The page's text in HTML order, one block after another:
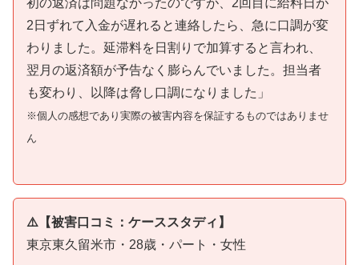
2日ずれて入金が遅れると連絡したら、急に口調が変
わりました。延滞料を日割りで加算すると言われ、
翌月の返済額が予告なく膨らんでいました。担当者
も変わり、以降は脅し口調になりました」
※個人の感想であり実際の被害内容を保証するものではありませ
ん
⚠️【被害口コミ：ケーススタディ】
東京東久留米市・28歳・パート・女性